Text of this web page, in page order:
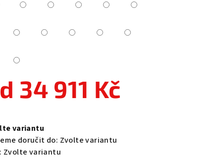
34 911 Kč
variantu
doručit do: Zvolte variantu
Zvolte variantu